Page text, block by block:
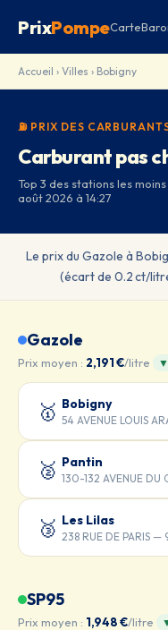
PrixPompeCarte
Accueil › Villes › Bobigny
⛽ PRIX DES
Carburant pas
Top 3 des stations les moins
août 2026 à 14:27
Le prix du Gazole à
(écart de 0.2 ct/
Gazole
Prix moyen : 2,191 €/litre
🥇 Bobigny
54 AVENUE LOUIS
🥈 Pantin
130-132 AVENUE DU
🥉 Les Lilas
238 RUE DE PARIS —
SP95
Prix moyen : 1,948 €/litre